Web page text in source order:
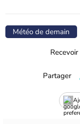
Météo de demain
Partager